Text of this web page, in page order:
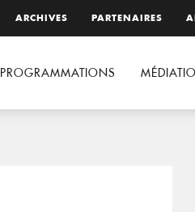
ARCHIVES PARTENAIRES
PROGRAMMATIONS